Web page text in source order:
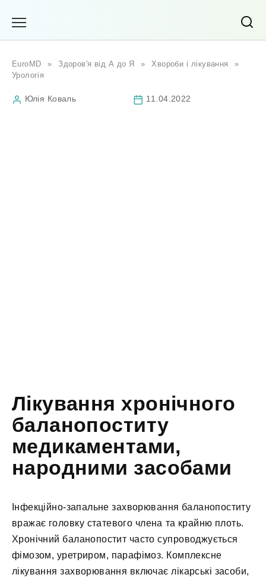
EuroMD » Здоров'я від А до Я » Хвороби і лікування
»
Урологія
Юлія Коваль 11.04.2022
Лікування хронічного
баланопоститу
медикаментами,
народними засобами
Інфекційно-запальне захворювання баланопоститу
вражає головку статевого члена та крайню плоть.
Хронічний баланопостит часто супроводжується
фімозом, уретриром, парафімоз. Комплексне
лікування захворювання включає лікарські засоби,